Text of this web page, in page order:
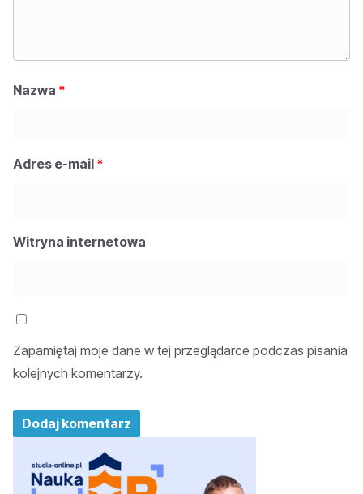
Nazwa *
Adres e-mail *
Witryna internetowa
Zapamiętaj moje dane w tej przeglądarce podczas pisania
kolejnych komentarzy.